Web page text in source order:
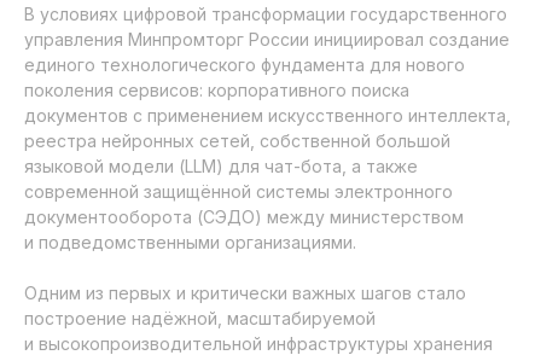
В условиях цифровой трансформации государственного
управления Минпромторг России инициировал создание
единого технологического фундамента для нового
поколения сервисов: корпоративного поиска
документов с применением искусственного интеллекта,
реестра нейронных сетей, собственной большой
языковой модели (LLM) для чат-бота, а также
современной защищённой системы электронного
документооборота (СЭДО) между министерством
и подведомственными организациями.
Одним из первых и критически важных шагов стало
построение надёжной, масштабируемой
и высокопроизводительной инфраструктуры хранения